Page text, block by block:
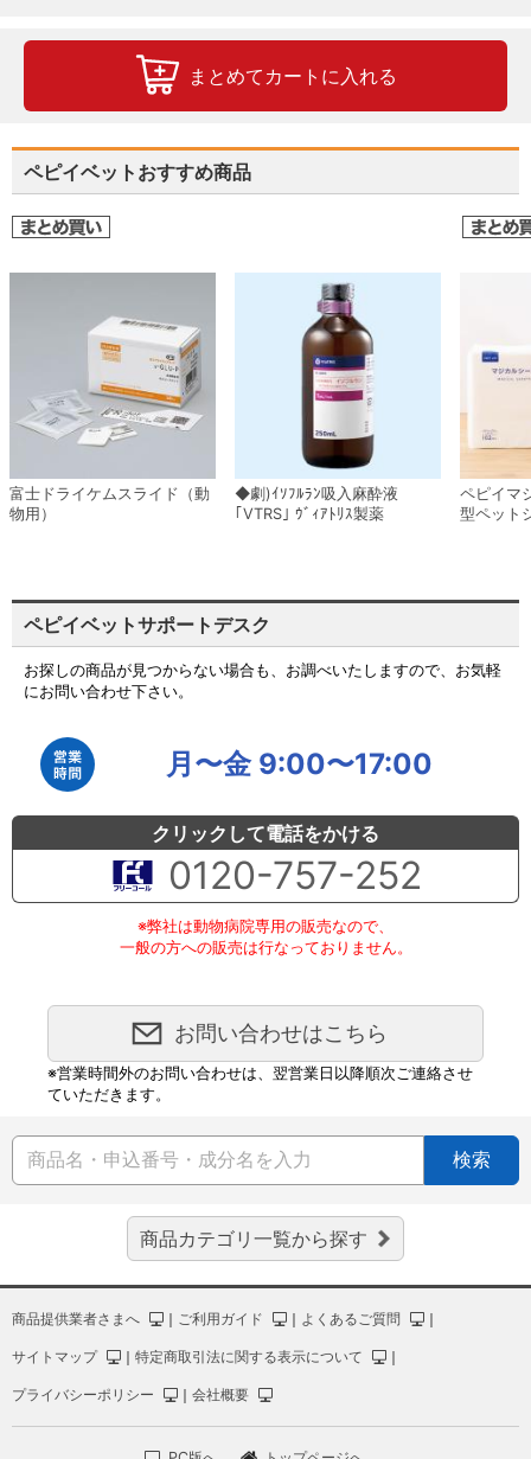
まとめてカートに入れる
ペピイベットおすすめ商品
富士ドライケムスライド（動
物用）
◆劇)ｲｿﾌﾙﾗﾝ吸入麻酔液
｢VTRS｣ ｳﾞｨｱﾄﾘｽ製薬
ペピイマ
型ペット
ペピイベットサポートデスク
お探しの商品が見つからない場合も、お調べいたしますので、お気軽
にお問い合わせ下さい。
月〜金 9:00〜17:00
クリックして電話をかける
0120-757-252
※弊社は動物病院専用の販売なので、
一般の方への販売は行なっておりません。
お問い合わせはこちら
※営業時間外のお問い合わせは、翌営業日以降順次ご連絡させ
ていただきます。
検索
商品カテゴリ一覧から探す
商品提供業者さまへ ｜ ご利用ガイド ｜ よくあるご質問 ｜
サイトマップ ｜ 特定商取引法に関する表示について ｜
プライバシーポリシー ｜ 会社概要